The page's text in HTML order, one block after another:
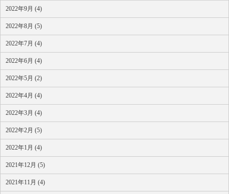
2022年9月 (4)
2022年8月 (5)
2022年7月 (4)
2022年6月 (4)
2022年5月 (2)
2022年4月 (4)
2022年3月 (4)
2022年2月 (5)
2022年1月 (4)
2021年12月 (5)
2021年11月 (4)